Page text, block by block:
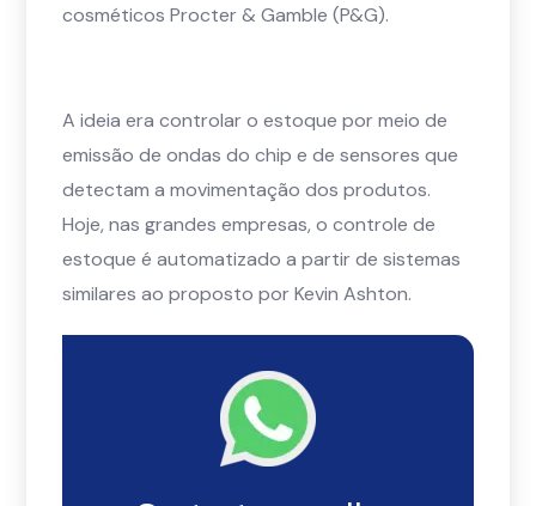
cosméticos Procter & Gamble (P&G).
A ideia era controlar o estoque por meio de
emissão de ondas do chip e de sensores que
detectam a movimentação dos produtos.
Hoje, nas grandes empresas, o controle de
estoque é automatizado a partir de sistemas
similares ao proposto por Kevin Ashton.